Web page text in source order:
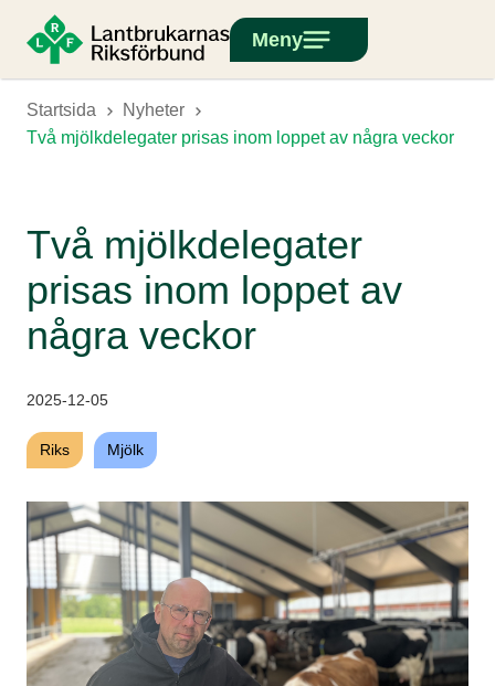
Meny
Startsida
Nyheter
Två mjölkdelegater prisas inom loppet av några veckor
Två mjölkdelegater
prisas inom loppet av
några veckor
2025-12-05
Riks Mjölk